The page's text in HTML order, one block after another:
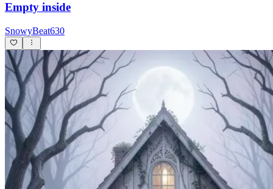
Empty inside
SnowyBeat630